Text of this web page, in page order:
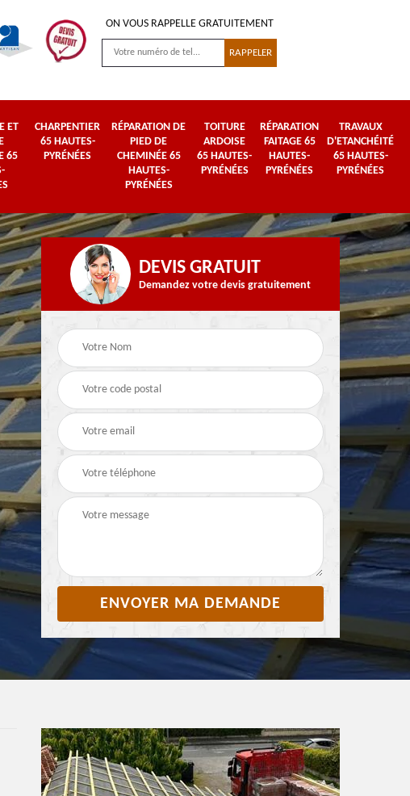
ON VOUS RAPPELLE GRATUITEMENT
ET
65
CHARPENTIER
65 HAUTES-
PYRÉNÉES
RÉPARATION DE
PIED DE
CHEMINÉE 65
HAUTES-
PYRÉNÉES
TOITURE
ARDOISE
65 HAUTES-
PYRÉNÉES
RÉPARATION
FAITAGE 65
HAUTES-
PYRÉNÉES
TRAVAUX
D'ETANCHÉITÉ
65 HAUTES-
PYRÉNÉES
Hautes-
Travaux de zinguerie
Urgence fuite de
toiture 65 Hautes-
Pyrénées
DEVIS GRATUIT
Demandez votre devis gratuitement